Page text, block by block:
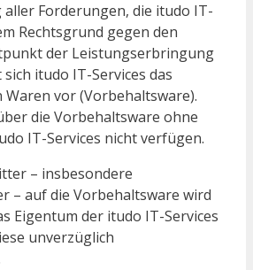
Forderungen, die itudo IT-
Rechtsgrund gegen den
der Leistungserbringung
itudo IT-Services das
Waren vor (Vorbehaltsware).
die Vorbehaltsware ohne
IT-Services nicht verfügen.
– insbesondere
– auf die Vorbehaltsware wird
Eigentum der itudo IT-Services
unverzüglich